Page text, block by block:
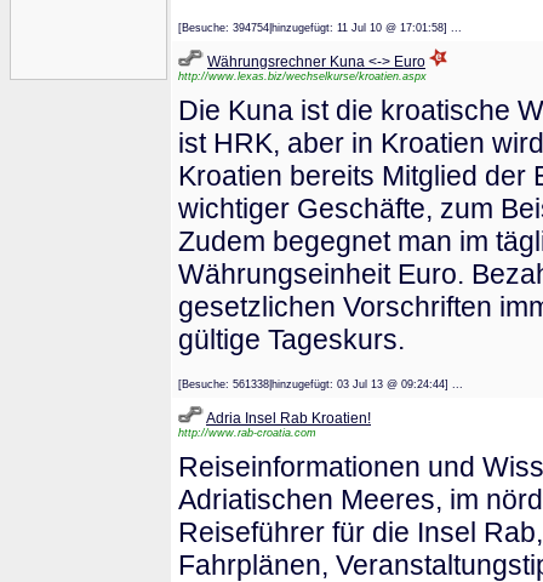
[Besuche: 394754|hinzugefügt: 11 Jul 10 @ 17:01:58] ...
Währungsrechner Kuna <-> Euro
http://www.lexas.biz/wechselkurse/kroatien.aspx
Die Kuna ist die kroatische
ist HRK, aber in Kroatien
Kroatien bereits Mitglied der
wichtiger Geschäfte, zum
Zudem begegnet man im
Währungseinheit Euro.
gesetzlichen Vorschriften
gültige Tageskurs.
[Besuche: 561338|hinzugefügt: 03 Jul 13 @ 09:24:44] ...
Adria Insel Rab Kroatien!
http://www.rab-croatia.com
Reiseinformationen und
Adriatischen Meeres, im
Reiseführer für die Insel
Fahrplänen,